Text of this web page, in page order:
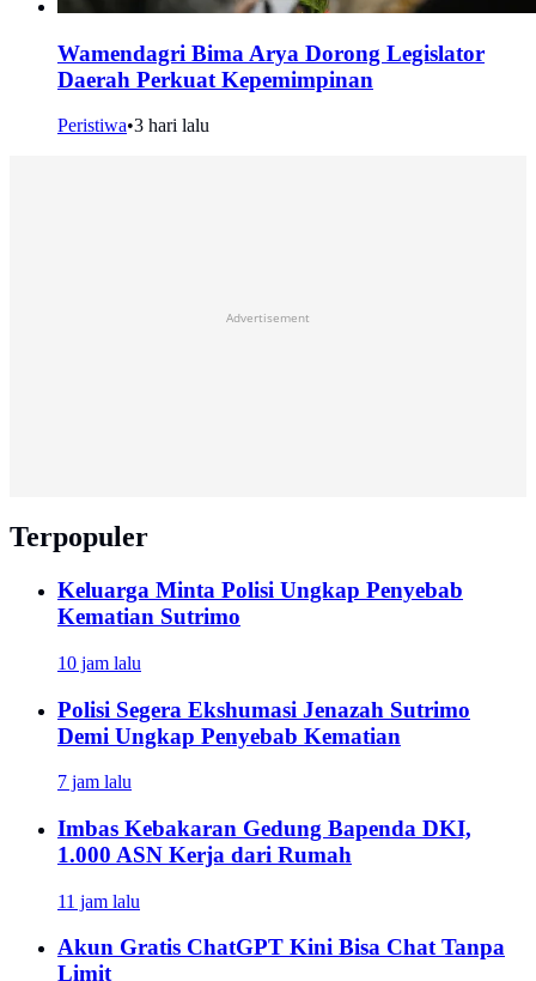
Wamendagri Bima Arya Dorong Legislator
Daerah Perkuat Kepemimpinan
Peristiwa•3 hari lalu
Advertisement
Terpopuler
Keluarga Minta Polisi Ungkap Penyebab
Kematian Sutrimo
10 jam lalu
Polisi Segera Ekshumasi Jenazah Sutrimo
Demi Ungkap Penyebab Kematian
7 jam lalu
Imbas Kebakaran Gedung Bapenda DKI,
1.000 ASN Kerja dari Rumah
11 jam lalu
Akun Gratis ChatGPT Kini Bisa Chat Tanpa
Limit